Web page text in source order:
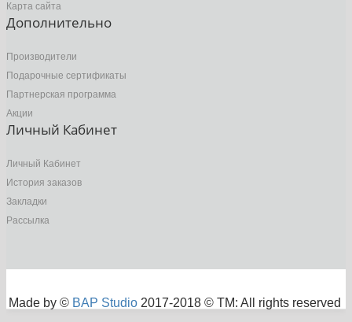
Карта сайта
Дополнительно
Производители
Подарочные сертификаты
Партнерская программа
Акции
Личный Кабинет
Личный Кабинет
История заказов
Закладки
Рассылка
Made by © BAP Studio 2017-2018 © TM: All rights reserved